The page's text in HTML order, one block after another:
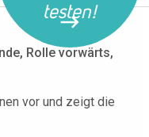
testen!
Rolle vorwärts,
vor und zeigt die